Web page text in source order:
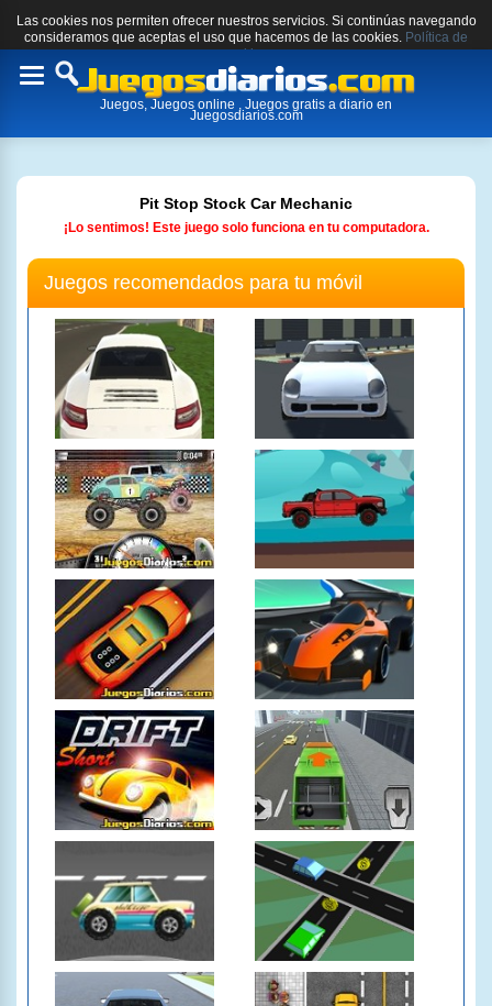
Las cookies nos permiten ofrecer nuestros servicios. Si continúas navegando
consideramos que aceptas el uso que hacemos de las cookies. Política de
cookies.
Toggle
Juegos, Juegos online , Juegos gratis a diario en
Juegosdiarios.com
Pit Stop Stock Car Mechanic
¡Lo sentimos! Este juego solo funciona en tu computadora.
Juegos recomendados para tu móvil